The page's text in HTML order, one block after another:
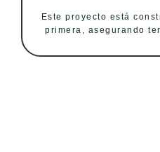
Este proyecto está
primera, asegurando